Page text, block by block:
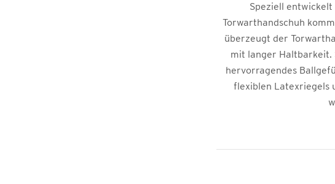
Speziell
Torwarthandschuh
überzeugt der
mit langer Haltbarkeit.
hervorragendes
flexiblen Latexriegels